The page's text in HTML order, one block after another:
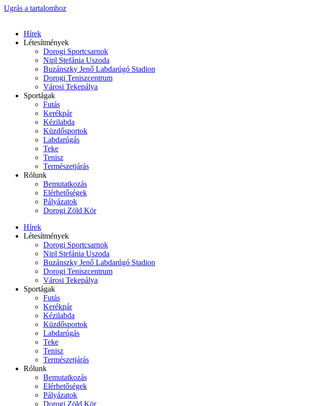
Ugrás a tartalomhoz
Hírek
Létesítmények
Dorogi Sportcsarnok
Nipl Stefánia Uszoda
Buzánszky Jenő Labdarúgó Stadion
Dorogi Teniszcentrum
Városi Tekepálya
Sportágak
Futás
Kerékpár
Kézilabda
Küzdősportok
Labdarúgás
Teke
Tenisz
Természetjárás
Rólunk
Bemutatkozás
Elérhetőségek
Pályázatok
Dorogi Zöld Kör
Hírek
Létesítmények
Dorogi Sportcsarnok
Nipl Stefánia Uszoda
Buzánszky Jenő Labdarúgó Stadion
Dorogi Teniszcentrum
Városi Tekepálya
Sportágak
Futás
Kerékpár
Kézilabda
Küzdősportok
Labdarúgás
Teke
Tenisz
Természetjárás
Rólunk
Bemutatkozás
Elérhetőségek
Pályázatok
Dorogi Zöld Kör